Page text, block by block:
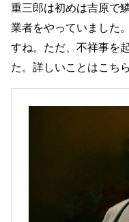
重三郎は初めは吉原で
業者をやっていました
すね。ただ、不祥事を
た。詳しいことはこち